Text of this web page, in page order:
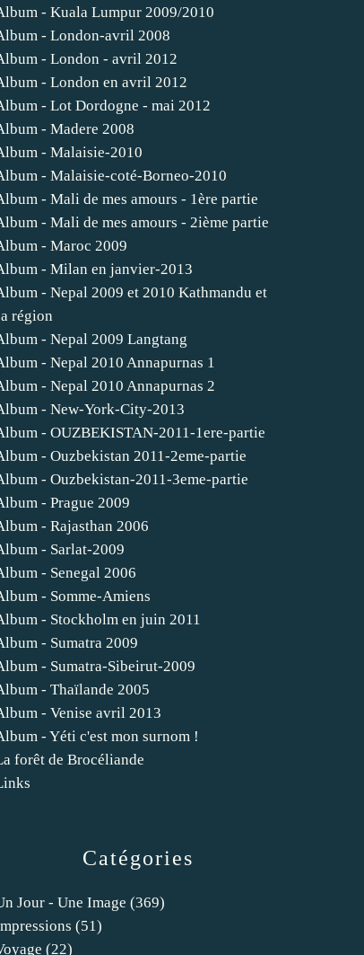
Catégories
Jour - Une Image (369)
(51)
(22)
- Kuala Lumpur 2009/2010
- London-avril 2008
- London - avril 2012
- London en avril 2012
- Lot Dordogne - mai 2012
- Madere 2008
- Malaisie-2010
- Malaisie-coté-Borneo-2010
- Mali de mes amours - 1ère partie
- Mali de mes amours - 2ième partie
- Maroc 2009
- Milan en janvier-2013
- Nepal 2009 et 2010 Kathmandu et
région
- Nepal 2009 Langtang
- Nepal 2010 Annapurnas 1
- Nepal 2010 Annapurnas 2
- New-York-City-2013
- OUZBEKISTAN-2011-1ere-partie
- Ouzbekistan 2011-2eme-partie
- Ouzbekistan-2011-3eme-partie
- Prague 2009
- Rajasthan 2006
- Sarlat-2009
- Senegal 2006
- Somme-Amiens
- Stockholm en juin 2011
- Sumatra 2009
- Sumatra-Sibeirut-2009
- Thaïlande 2005
- Venise avril 2013
- Yéti c'est mon surnom !
forêt de Brocéliande